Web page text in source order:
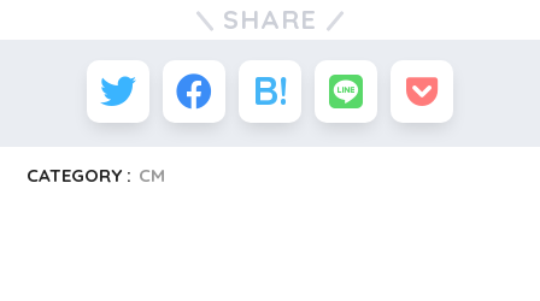
SHARE
CATEGORY : CM